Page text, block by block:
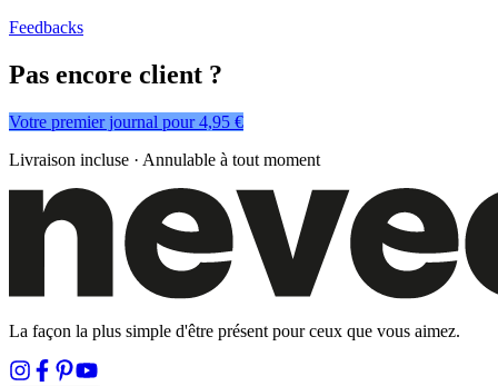
Feedbacks
Pas encore client ?
Votre premier journal pour 4,95 €
Livraison incluse · Annulable à tout moment
La façon la plus simple d'être présent pour ceux que vous aimez.